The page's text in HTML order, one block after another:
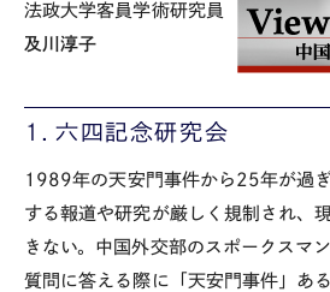
法政大学客員学術研究員
及川淳子
１．六四記念研究会
1989年の天安門事件から25年が過
する報道や研究が厳しく規制され、
きない。中国外交部のスポークスマ
質問に答える際に「天安門事件」あ